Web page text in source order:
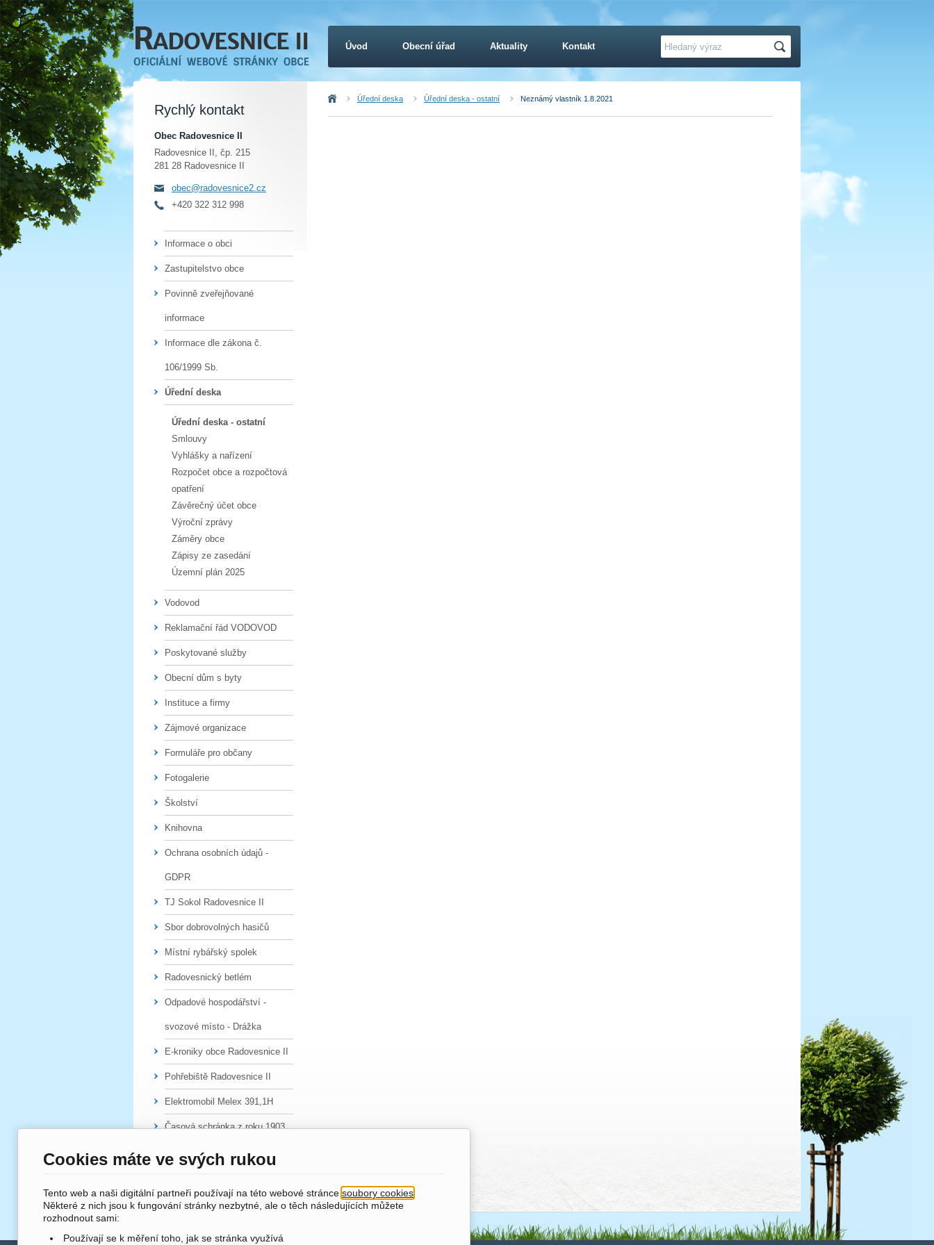
Úvod Úřední deska Úřední deska - ostatní Neznámý vlastník 1.8.2021
Rychlý kontakt
Obec Radovesnice II
Radovesnice II, čp. 215
281 28 Radovesnice II
obec@radovesnice2.cz
+420 322 312 998
Informace o obci
Zastupitelstvo obce
Povinně zveřejňované
informace
Informace dle zákona č.
106/1999 Sb.
Úřední deska
Úřední deska - ostatní
Smlouvy
Vyhlášky a nařízení
Rozpočet obce a rozpočtová
opatření
Závěrečný účet obce
Výroční zprávy
Záměry obce
Zápisy ze zasedání
Územní plán 2025
Vodovod
Reklamační řád VODOVOD
Poskytované služby
Obecní dům s byty
Instituce a firmy
Zájmové organizace
Formuláře pro občany
Fotogalerie
Školství
Knihovna
Ochrana osobních údajů -
GDPR
TJ Sokol Radovesnice II
Sbor dobrovolných hasičů
Místní rybářský spolek
Radovesnický betlém
Odpadové hospodářství -
svozové místo - Drážka
E-kroniky obce Radovesnice II
Pohřebiště Radovesnice II
Elektromobil Melex 391,1H
Časová schránka z roku 1903
Hledat
Úvod Obecní úřad Aktuality Kontakt
Cookies máte ve svých rukou
Tento web a naši digitální partneři používají na této webové stránce soubory cookies
Některé z nich jsou k fungování stránky nezbytné, ale o těch následujících můžete
rozhodnout sami:
Používají se k měření toho, jak se stránka využívá